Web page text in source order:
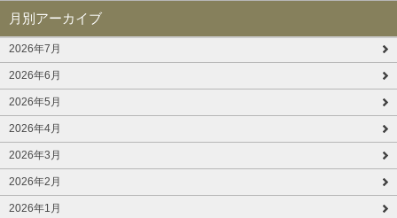
月別アーカイブ
2026年7月
2026年6月
2026年5月
2026年4月
2026年3月
2026年2月
2026年1月